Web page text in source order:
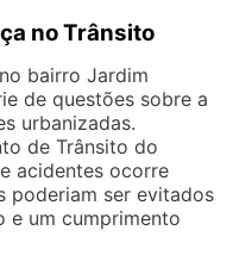
no Trânsito
bairro Jardim
de questões sobre a
urbanizadas.
de Trânsito do
acidentes ocorre
poderiam ser evitados
e um cumprimento